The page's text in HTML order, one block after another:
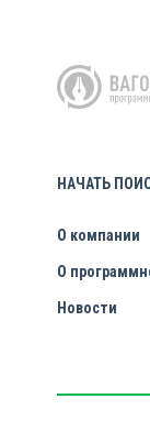
НАЧАТЬ
О компании
О
Новости